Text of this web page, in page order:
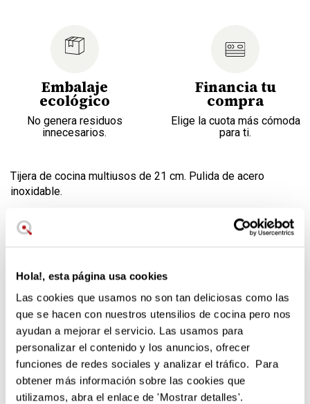
Hola!, esta página usa cookies
Las cookies que usamos no son tan deliciosas como las
que se hacen con nuestros utensilios de cocina pero nos
ayudan a mejorar el servicio. Las usamos para
personalizar el contenido y los anuncios, ofrecer
funciones de redes sociales y analizar el tráfico. Para
obtener más información sobre las cookies que
utilizamos, abra el enlace de 'Mostrar detalles'.
Embalaje
ecológico
No genera residuos
innecesarios.
Financia tu
compra
Elige la cuota más cómoda
para ti.
Tijera de cocina multiusos de 21 cm. Pulida de acero
inoxidable.
Tijera de cocina Wüsthof multiusos y de acero pulido.
Utensilio imprescindible en cualquier cocina.
Para cortar hierbas de cocina, ensaladas o similares.
Para corar papel de cocina, papel transparente (film),
hilos ...
Para cortar carnes, espinas gruesas, dividir carnes o